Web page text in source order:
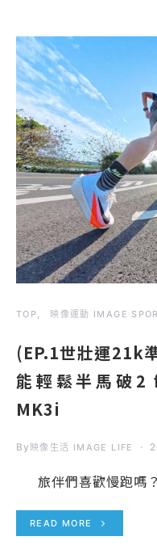
TOP 映像運動 IMAGE
(EP.1世壯運21k
能輕鬆半馬破2
MK3i
By 映像生活 IMAGE LIFE
旅伴們喜歡慢跑嗎
READ MORE